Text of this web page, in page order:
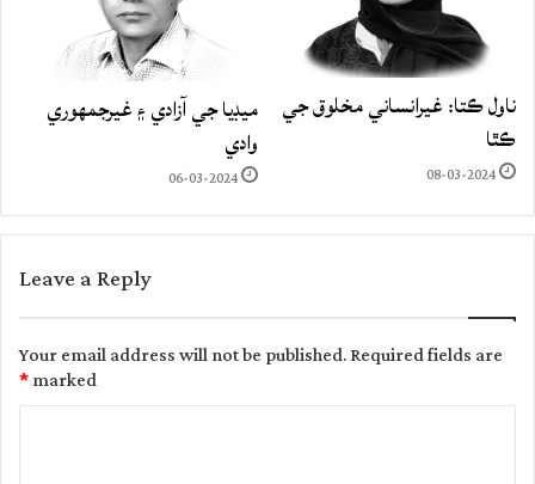
ناول ڪتا: غيرانساني مخلوق جي
ڪٿا
08-03-2024
ميڊيا جي آزادي ۽ غيرجمھوري
وادي
06-03-2024
Leave a Reply
Your email address will not be published.Required fields are
marked
*